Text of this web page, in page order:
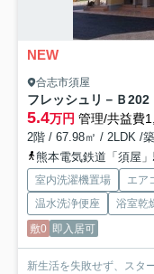
NEW
合志市須屋
フレッシュリ－Ｂ202
5.4万円 管理/共益費
2階 / 67.98㎡ / 2LDK /
熊本電気鉄道「須屋
室内洗濯機置場 エア
温水洗浄便座
浴室乾
敷0 即入居可
新生活を失敗せず、スタ